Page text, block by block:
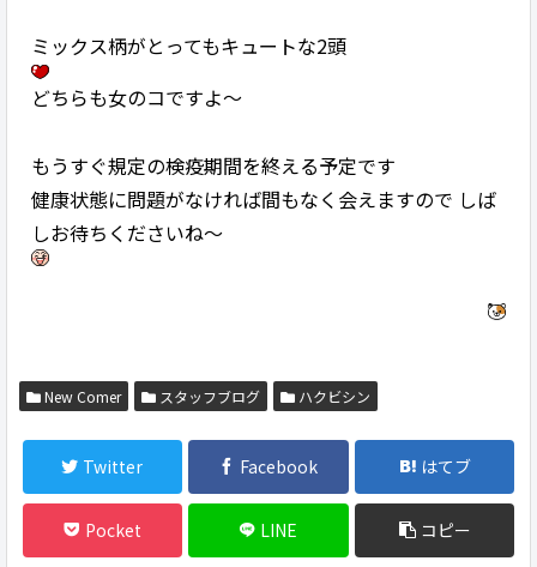
ミックス柄がとってもキュートな2頭
どちらも女のコですよ～
もうすぐ規定の検疫期間を終える予定です
健康状態に問題がなければ間もなく会えますので しば
しお待ちくださいね～
New Comer スタッフブログ ハクビシン
Twitter Facebook はてブ
Pocket LINE コピー